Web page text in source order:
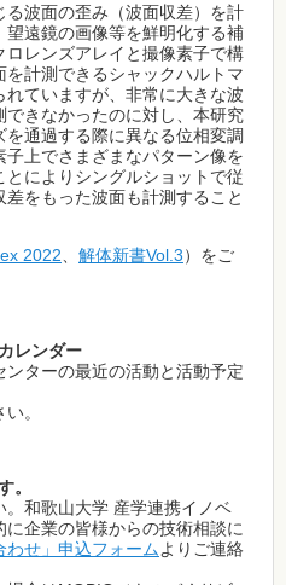
波面の歪み（波面収差）を計
遠鏡の画像等を鮮明化する補
レンズアレイと撮像素子で構
計測できるシャックハルトマ
ていますが、非常に大きな波
きなかったのに対し、本研究
通過する際に異なる位相変調
上でさまざまなパターン像を
によりシングルショットで従
をもった波面も計測すること
2022 解体新書Vol.3）をご
レンダー
ターの最近の活動と活動予定
。
。
和歌山大学 産学連携イノベ
企業の皆様からの技術相談に
わせ」申込フォームよりご連絡